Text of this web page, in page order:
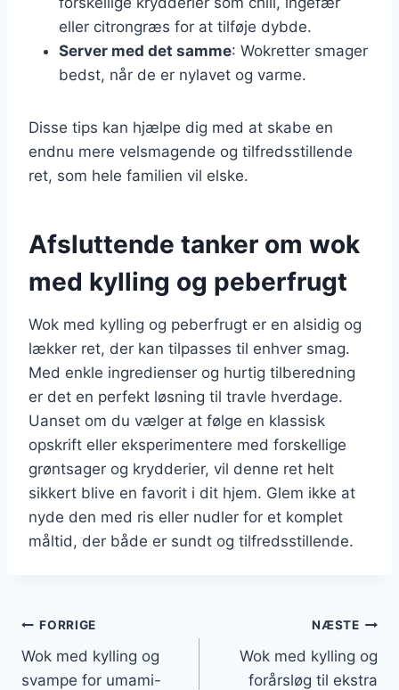
eller citrongræs for at tilføje dybde.
Server med det samme: Wokretter smager
bedst, når de er nylavet og varme.
Disse tips kan hjælpe dig med at skabe en
endnu mere velsmagende og tilfredsstillende
ret, som hele familien vil elske.
Afsluttende tanker om wok
med kylling og peberfrugt
Wok med kylling og peberfrugt er en alsidig og
lækker ret, der kan tilpasses til enhver smag.
Med enkle ingredienser og hurtig tilberedning
er det en perfekt løsning til travle hverdage.
Uanset om du vælger at følge en klassisk
opskrift eller eksperimentere med forskellige
grøntsager og krydderier, vil denne ret helt
sikkert blive en favorit i dit hjem. Glem ikke at
nyde den med ris eller nudler for et komplet
måltid, der både er sundt og tilfredsstillende.
Indlægsnavigation
FORRIGE
Wok med kylling og
svampe for umami-
NÆSTE
Wok med kylling og
forårsløg til ekstra